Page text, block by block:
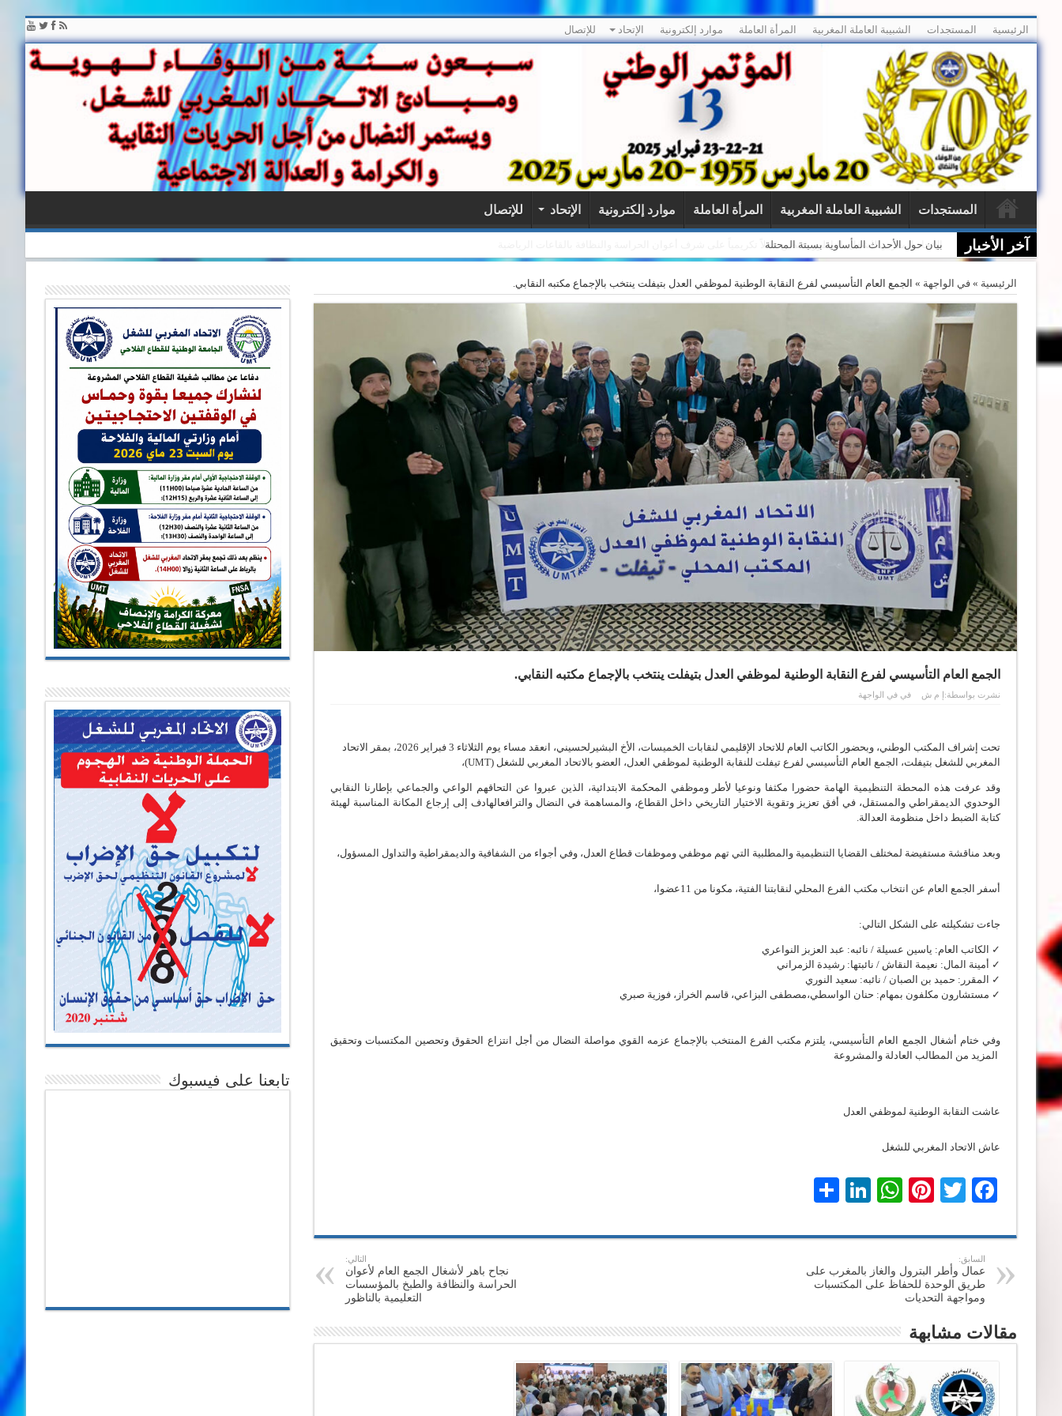
الرئيسية المستجدات الشبيبة العاملة المغربية المرأة العاملة موارد إلكترونية الإتحاد للإتصال
المستجدات الشبيبة العاملة المغربية المرأة العاملة موارد إلكترونية الإتحاد للإتصال
آخر الأخبار الاتحاد المغربي للشغل بالناظور يحتضن حفلاً تكريمياً على شرف أعوان الحراسة والنظافة بالقاعات الرياضية
الرئيسية » في الواجهة » الجمع العام التأسيسي لفرع النقابة الوطنية لموظفي العدل بتيفلت ينتخب بالإجماع مكتبه النقابي.
الجمع العام التأسيسي لفرع النقابة الوطنية لموظفي العدل بتيفلت ينتخب بالإجماع مكتبه النقابي.
نشرت بواسطة:إ م ش في في الواجهة
تحت إشراف المكتب الوطني، وبحضور الكاتب العام للاتحاد الإقليمي لنقابات الخميسات، الأخ البشيرلحسيني، انعقد مساء يوم الثلاثاء 3 فبراير 2026، بمقر الاتحاد
المغربي للشغل بتيفلت، الجمع العام التأسيسي لفرع تيفلت للنقابة الوطنية لموظفي العدل، العضو بالاتحاد المغربي للشغل (UMT)،
وقد عرفت هذه المحطة التنظيمية الهامة حضورا مكثفا ونوعيا لأطر وموظفي المحكمة الابتدائية، الذين عبروا عن التحاقهم الواعي والجماعي بإطارنا النقابي
الوحدوي الديمقراطي والمستقل، في أفق تعزيز وتقوية الاختيار التاريخي داخل القطاع، والمساهمة في النضال والترافعالهادف إلى إرجاع المكانة المناسبة لهيئة
كتابة الضبط داخل منظومة العدالة.
وبعد مناقشة مستفيضة لمختلف القضايا التنظيمية والمطلبية التي تهم موظفي وموظفات قطاع العدل، وفي أجواء من الشفافية والديمقراطية والتداول المسؤول،
أسفر الجمع العام عن انتخاب مكتب الفرع المحلي لنقابتنا الفتية، مكونا من 11عضوا،
جاءت تشكيلته على الشكل التالي:
✓ الكاتب العام: ياسين عسيلة / نائبه: عبد العزبز النواعري
✓ أمينة المال: نعيمة النقاش / نائبتها: رشيدة الزمراني
✓ المقرر: حميد بن الصبان / نائبه: سعيد النوري
✓ مستشارون مكلفون بمهام: حنان الواسطي،مصطفى البزاعي، قاسم الخراز، فوزية صبري
وفي ختام أشغال الجمع العام التأسيسي، يلتزم مكتب الفرع المنتخب بالإجماع عزمه القوي مواصلة النضال من أجل انتزاع الحقوق وتحصين المكتسبات وتحقيق
المزيد من المطالب العادلة والمشروعة
عاشت النقابة الوطنية لموظفي العدل
عاش الاتحاد المغربي للشغل
Facebook
Twitter
Pinterest
WhatsApp
LinkedIn
السابق:
عمال وأطر البترول والغاز بالمغرب على
طريق الوحدة للحفاظ على المكتسبات
ومواجهة التحديات
التالي:
نجاح باهر لأشغال الجمع العام لأعوان
الحراسة والنظافة والطبخ بالمؤسسات
التعليمية بالناظور
مقالات مشابهة
تابعنا على فيسبوك